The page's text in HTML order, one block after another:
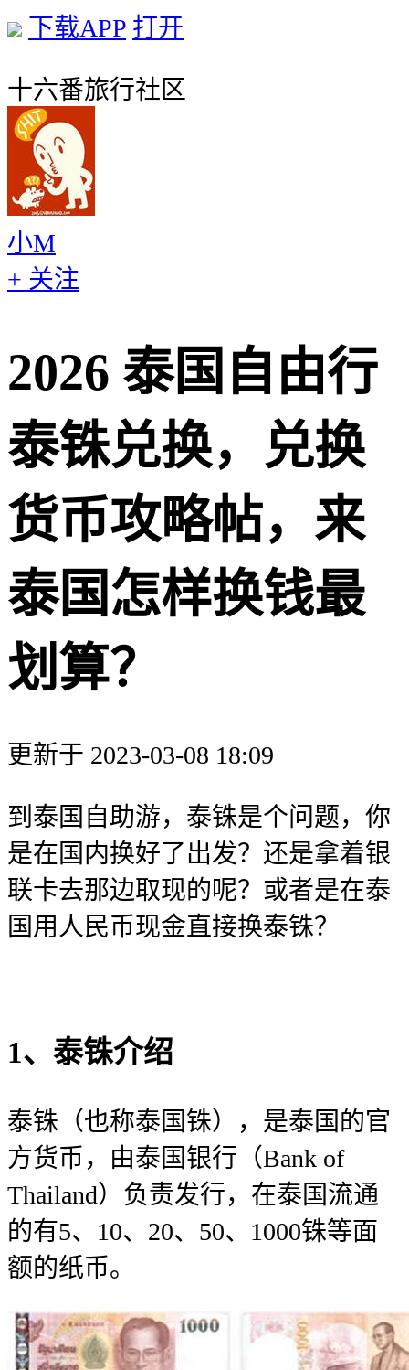
下载APP 打开
十六番旅行社区
小M
+ 关注
2026 泰国自由行
泰铢兑换，兑换
货币攻略帖，来
泰国怎样换钱最
划算？
更新于 2023-03-08 18:09
到泰国自助游，泰铢是个问题，你
是在国内换好了出发？还是拿着银
联卡去那边取现的呢？或者是在泰
国用人民币现金直接换泰铢？
1、泰铢介绍
泰铢（也称泰国铢），是泰国的官
方货币，由泰国银行（Bank of
Thailand）负责发行，在泰国流通
的有5、10、20、50、1000铢等面
额的纸币。